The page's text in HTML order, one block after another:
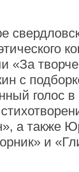
с
голос
а также
и